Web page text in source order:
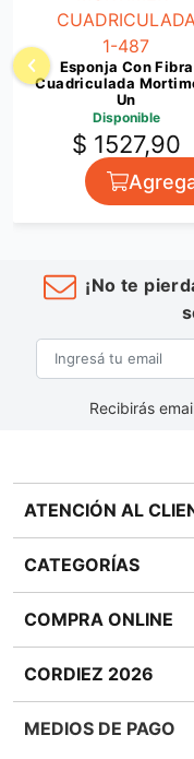
Esponja Con Fibra
Cuadriculada
Un
Disponible
$ 1527,90
¡No te
Recibirás
ATENCIÓN AL
Preguntas frecuentes
0810 555 1970
Términos y
Política de
Bases y
CATEGORÍAS
Bebidas
Lácteos
COMPRA ONLINE
Métodos de entrega
Giftcards
CORDIEZ 2026
Quienes Somos
MEDIOS DE PAGO